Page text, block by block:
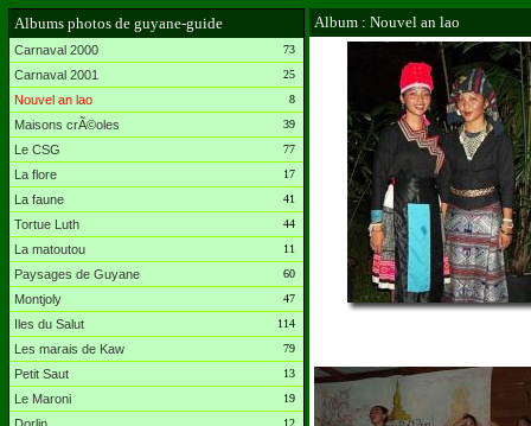
Albums photos de guyane-guide
Carnaval 2000 73
Carnaval 2001 25
Nouvel an lao 8
Maisons crÃ©oles 39
Le CSG 77
La flore 17
La faune 41
Tortue Luth 44
La matoutou 11
Paysages de Guyane 60
Montjoly 47
Iles du Salut 114
Les marais de Kaw 79
Petit Saut 13
Le Maroni 19
12
Album : Nouvel an lao